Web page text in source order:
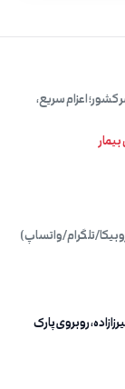
اعزام سریع،
خیابان میرزازاده، روبروی پارک